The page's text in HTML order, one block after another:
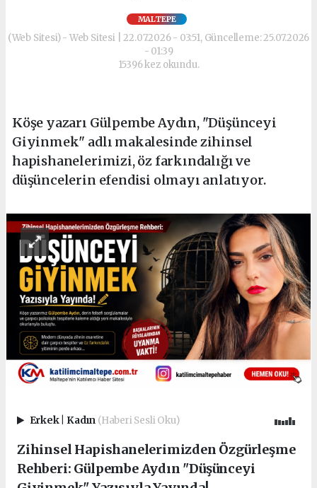
MALTEPE
(Web Sitesi) - Web Sitesi | 22.07.2026 - 03:51, Güncelleme: 25.07.2026
- 01:39
15396 kez okundu.
Köşe yazarı Gülpembe Aydın, "Düşünceyi
Giyinmek" adlı makalesinde zihinsel
hapishanelerimizi, öz farkındalığı ve
düşüncelerin efendisi olmayı anlatıyor.
Erkek Kadın (Haberi Sesli Oku)
Zihinsel Hapishanelerimizden Özgürleşme
Rehberi: Gülpembe Aydın "Düşünceyi